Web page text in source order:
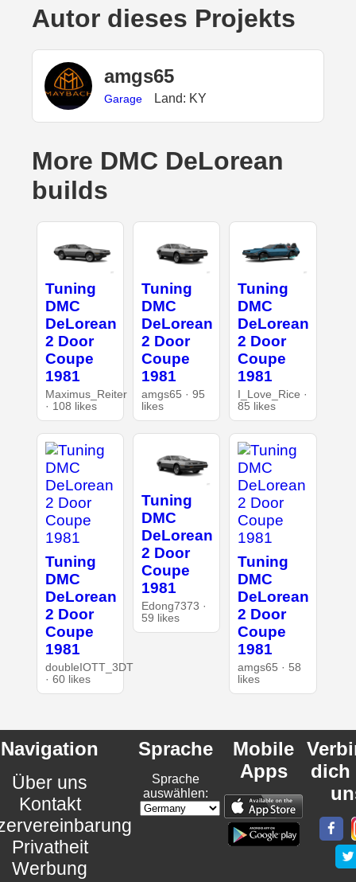
Autor dieses Projekts
amgs65
Garage Land: KY
More DMC DeLorean
builds
Tuning
DMC
DeLorean
2 Door
Coupe
1981
Maximus_Reiter
· 108 likes
Tuning
DMC
DeLorean
2 Door
Coupe
1981
amgs65 · 95
likes
Tuning
DMC
DeLorean
2 Door
Coupe
1981
I_Love_Rice ·
85 likes
Tuning
DMC
DeLorean
2 Door
Coupe
1981
doubleIOTT_3DT
· 60 likes
Tuning
DMC
DeLorean
2 Door
Coupe
1981
Edong7373 ·
59 likes
Tuning
DMC
DeLorean
2 Door
Coupe
1981
amgs65 · 58
likes
Navigation
Über uns
Kontakt
Privatheit
Werbung
Sprache
Sprache
auswählen:
Mobile
Apps
dich